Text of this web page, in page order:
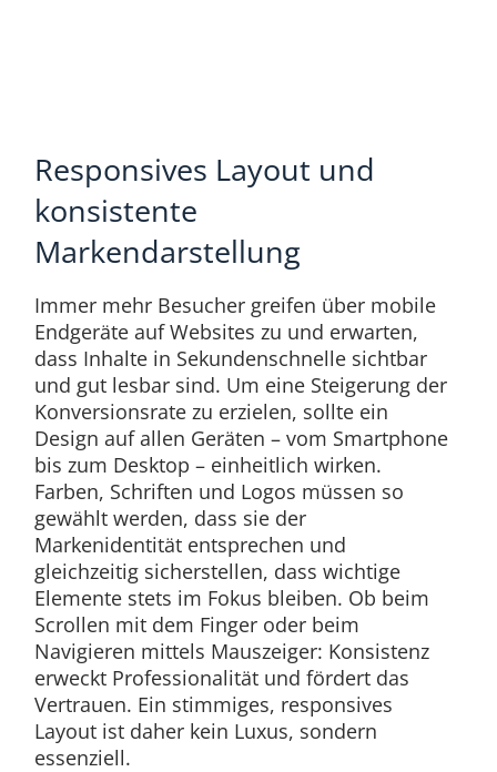
Responsives Layout und
konsistente
Markendarstellung
Immer mehr Besucher greifen über mobile
Endgeräte auf Websites zu und erwarten,
dass Inhalte in Sekundenschnelle sichtbar
und gut lesbar sind. Um eine Steigerung der
Konversionsrate zu erzielen, sollte ein
Design auf allen Geräten – vom Smartphone
bis zum Desktop – einheitlich wirken.
Farben, Schriften und Logos müssen so
gewählt werden, dass sie der
Markenidentität entsprechen und
gleichzeitig sicherstellen, dass wichtige
Elemente stets im Fokus bleiben. Ob beim
Scrollen mit dem Finger oder beim
Navigieren mittels Mauszeiger: Konsistenz
erweckt Professionalität und fördert das
Vertrauen. Ein stimmiges, responsives
Layout ist daher kein Luxus, sondern
essenziell.